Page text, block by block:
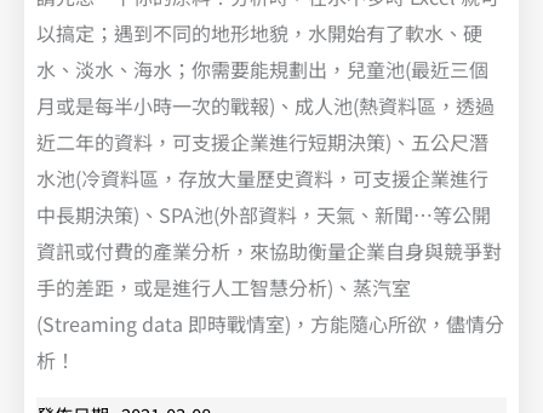
以搞定；遇到不同的地形地貌，水開始有了軟水、硬
水、淡水、海水；你需要能規劃出，兒童池(最近三個
月或是每半小時一次的戰報)、成人池(熱資料區，透過
近二年的資料，可支援企業進行短期決策)、五公尺潛
水池(冷資料區，存放大量歷史資料，可支援企業進行
中長期決策)、SPA池(外部資料，天氣、新聞…等公開
資訊或付費的產業分析，來協助衡量企業自身與競爭對
手的差距，或是進行人工智慧分析)、蒸汽室
(Streaming data 即時戰情室)，方能隨心所欲，儘情分
析！